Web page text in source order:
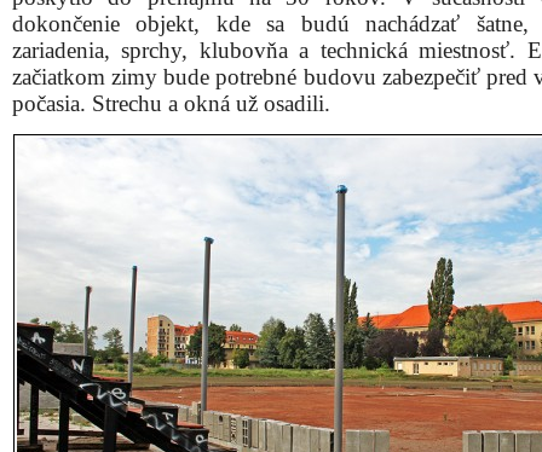
dokončenie objekt, kde sa budú nachádzať šatne,
zariadenia, sprchy, klubovňa a technická miestnosť.
začiatkom zimy bude potrebné budovu zabezpečiť pred
počasia. Strechu a okná už osadili.